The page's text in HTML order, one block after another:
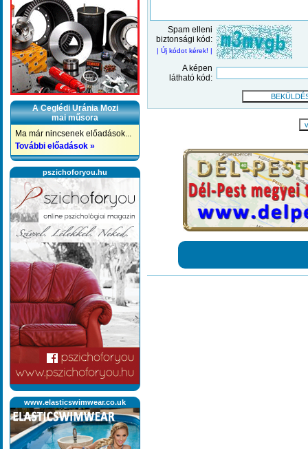
A Ceglédi Uránia Mozi
mai műsora
Ma már nincsenek előadások...
További előadások »
pszichoforyou.hu
www.elasticswimwear.co.uk
Spam elleni
biztonsági kód:
| Új kódot kérek! |
A képen
látható kód: